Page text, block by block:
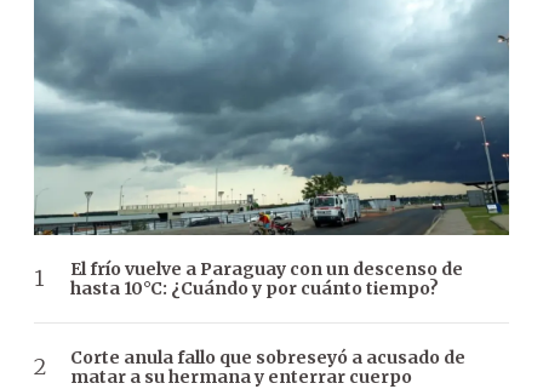
El frío vuelve a Paraguay con un descenso de
hasta 10°C: ¿Cuándo y por cuánto tiempo?
Corte anula fallo que sobreseyó a acusado de
matar a su hermana y enterrar cuerpo